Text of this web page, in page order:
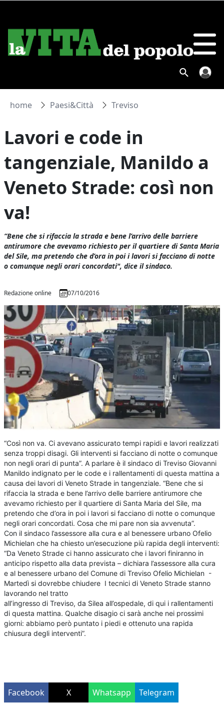
home Paesi&Città Treviso
Lavori e code in
tangenziale, Manildo a
Veneto Strade: così non
va!
“Bene che si rifaccia la strada e bene l’arrivo delle barriere
antirumore che avevamo richiesto per il quartiere di Santa Maria
del Sile, ma pretendo che d’ora in poi i lavori si facciano di notte
o comunque negli orari concordati", dice il sindaco.
Redazione online 07/10/2016
“Così non va. Ci avevano assicurato tempi rapidi e lavori realizzati
senza troppi disagi. Gli interventi si facciano di notte o comunque
non negli orari di punta”. A parlare è il sindaco di Treviso Giovanni
Manildo indignato per le code e i rallentamenti di questa mattina a
causa dei lavori di Veneto Strade in tangenziale. “Bene che si
rifaccia la strada e bene l’arrivo delle barriere antirumore che
avevamo richiesto per il quartiere di Santa Maria del Sile, ma
pretendo che d’ora in poi i lavori si facciano di notte o comunque
negli orari concordati. Cosa che mi pare non sia avvenuta”.
Con il sindaco l’assessore alla cura e al benessere urbano Ofelio
Michielan che ha chiesto un’esecuzione più rapida degli interventi:
“Da Veneto Strade ci hanno assicurato che i lavori finiranno in
anticipo rispetto alla data prevista – dichiara l’assessore alla cura
e al benessere urbano del Comune di Treviso Ofelio Michielan -
Martedì si dovrebbe chiudere I tecnici di Veneto Strade stanno
lavorando nel tratto
all’ingresso di Treviso, da Silea all’ospedale, di qui i rallentamenti
di questa mattina. Qualche disagio ci sarà anche nei prossimi
giorni: abbiamo però puntato i piedi e ottenuto una rapida
chiusura degli interventi”.
Facebook X Whatsapp Telegram